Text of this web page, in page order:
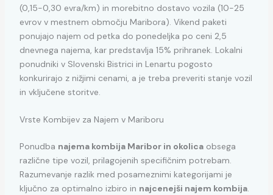
(0,15-0,30 evra/km) in morebitno dostavo vozila (10-25
evrov v mestnem območju Maribora). Vikend paketi
ponujajo najem od petka do ponedeljka po ceni 2,5
dnevnega najema, kar predstavlja 15% prihranek. Lokalni
ponudniki v Slovenski Bistrici in Lenartu pogosto
konkurirajo z nižjimi cenami, a je treba preveriti stanje vozil
in vključene storitve.
Vrste Kombijev za Najem v Mariboru
Ponudba najema kombija Maribor in okolicaobsega
različne tipe vozil, prilagojenih specifičnim potrebam.
Razumevanje razlik med posameznimi kategorijami je
ključno za optimalno izbiro in najcenejši najem kombija.